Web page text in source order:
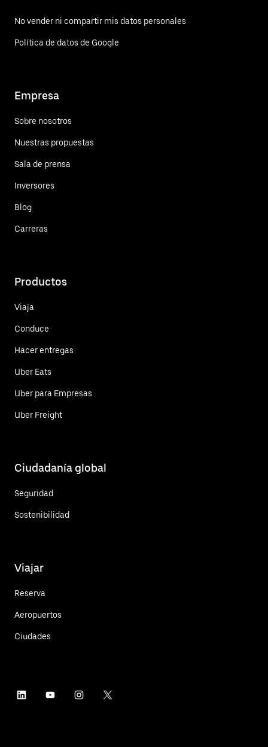
No vender ni compartir mis datos personales
Política de datos de Google
Empresa
Sobre nosotros
Nuestras propuestas
Sala de prensa
Inversores
Blog
Carreras
Productos
Viaja
Conduce
Hacer entregas
Uber Eats
Uber para Empresas
Uber Freight
Ciudadanía global
Seguridad
Sostenibilidad
Viajar
Reserva
Aeropuertos
Ciudades